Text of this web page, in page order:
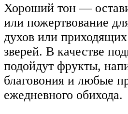
Хороший тон —
или пожертвование
духов или
зверей. В качестве
подойдут фрукты,
благовония и любые
ежедневного обихода.